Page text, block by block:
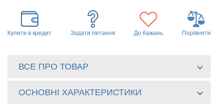
Купити в кредит Задати питання До бажань Порівняти
ВСЕ ПРО ТОВАР
ОСНОВНІ ХАРАКТЕРИСТИКИ